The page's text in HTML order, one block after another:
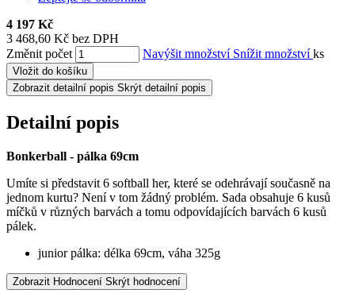
4 197 Kč
3 468,60 Kč bez DPH
Změnit počet
Navýšit množství Snížit množstvíks
Vložit do košíku
Zobrazit detailní popis Skrýt detailní popis
Detailní popis
Bonkerball - pálka 69cm
Umíte si představit 6 softball her, které se odehrávají současně na
jednom kurtu? Není v tom žádný problém. Sada obsahuje 6 kusů
míčků v různých barvách a tomu odpovídajících barvách 6 kusů
pálek.
junior pálka: délka 69cm, váha 325g
Zobrazit Hodnocení Skrýt hodnocení